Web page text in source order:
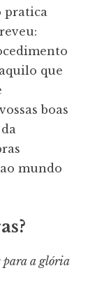
pratica
que
boas
mundo
para a glória